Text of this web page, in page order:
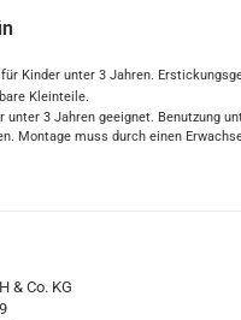
Kinder unter 3 Jahren.
Kleinteile.
unter 3 Jahren geeignet. Benutzung
Montage muss durch einen
& Co. KG